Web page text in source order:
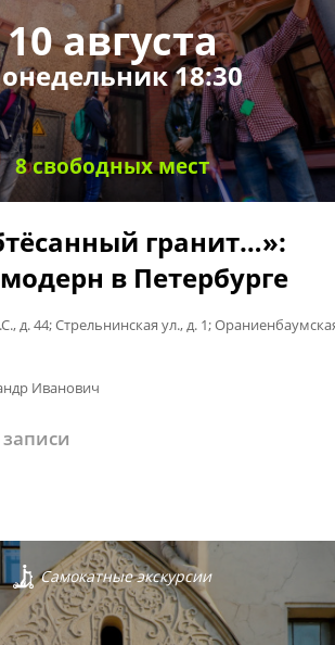
10 августа
18:30
8 свободных мест
гранит…»:
в Петербурге
д. 44; Стрельнинская ул., д. 1;
Иванович
Самокатные экскурсии